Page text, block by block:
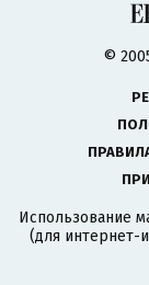
©
Использование
(для интернет-